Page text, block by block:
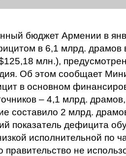
бюджет Армении в
в 6,1 млрд. драмов
млн.),
Об этом сообщает
в основном
– 4,1 млрд.
составило 2 млрд.
показатель дефицита
исполнительной по
правительство не